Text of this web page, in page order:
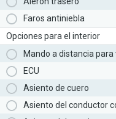
Faros antiniebla
Opciones para el interior
Mando a distancia para
ECU
Asiento de cuero
Asiento del conductor